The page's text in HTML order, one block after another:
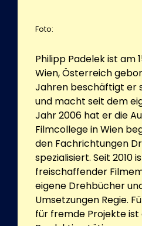
Foto:
Philipp Padelek ist am
Wien, Österreich
Jahren beschäftigt er
und macht seit dem
Jahr 2006 hat er die
Filmcollege in Wien
den Fachrichtungen
spezialisiert. Seit 2010
freischaffender
eigene Drehbücher
Umsetzungen Regie.
für fremde Projekte